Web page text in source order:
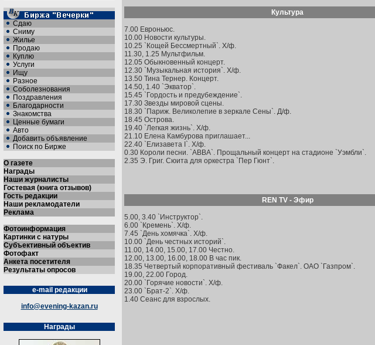
Сдаю
Сниму
Жилье
Продаю
Куплю
Услуги
Ищу
Разное
Соболезнования
Поздравления
Благодарности
Знакомства
Ценные бумаги
Авто
Добавить объявление
Поиск по Бирже
О газете
Награды
Наши журналисты
Гостевая (книга отзывов)
Гость редакции
Наши рекламодатели
Реклама
Фотоинформация
Картинки с натуры
Субъективный объектив
Фотофакт
Анкета посетителя
Результаты опросов
e-mail редакции
info@evening-kazan.ru
Награды
Культура
7.00 Евроньюс.
10.00 Новости культуры.
10.25 `Кощей Бессмертный`. Х/ф.
11.30, 1.25 Мультфильм.
12.05 Обыкновенный концерт.
12.30 `Музыкальная история`. Х/ф.
13.50 Тина Тернер. Концерт.
14.50, 1.40 `Экватор`.
15.45 `Гордость и предубеждение`.
17.30 Звезды мировой сцены.
18.30 `Париж. Великолепие в зеркале Сены`. Д/ф.
18.45 Острова.
19.40 `Легкая жизнь`. Х/ф.
21.10 Елена Камбурова приглашает...
22.40 `Елизавета I`. Х/ф.
0.30 Короли песни. `АВВА`. Прощальный концерт на стадионе `Уэмбли`.
2.35 Э. Григ. Сюита для оркестра `Пер Гюнт`.
REN TV - Эфир
5.00, 3.40 `Инструктор`.
6.00 `Кремень`. Х/ф.
7.45 `День хомячка`. Х/ф.
10.00 `День честных историй`.
11.00, 14.00, 15.00, 17.00 Честно.
12.00, 13.00, 16.00, 18.00 В час пик.
18.35 Четвертый корпоративный фестиваль `Факел`. ОАО `Газпром`.
19.00, 22.00 Город.
20.00 `Горячие новости`. Х/ф.
23.00 `Брат-2`. Х/ф.
1.40 Сеанс для взрослых.